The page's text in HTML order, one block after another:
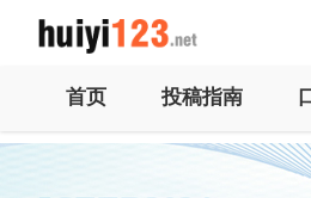
首页 投稿指南